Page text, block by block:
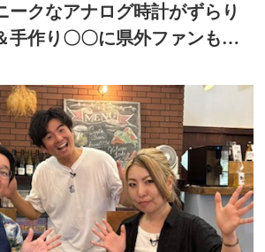
クなアナログ時計がずらり
手作り〇〇に県外ファンもい